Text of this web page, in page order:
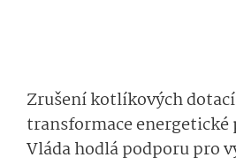
Zrušení kotlíkových
transformace
Vláda hodlá podporu pro